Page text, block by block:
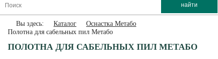
Вы здесь: Каталог
Оснастка Метабо
Полотна для сабельных пил Метабо
ПОЛОТНА ДЛЯ САБЕЛЬНЫХ ПИЛ МЕТАБО